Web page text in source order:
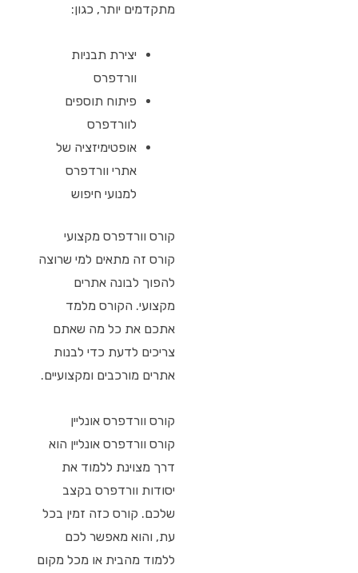
מתקדמים יותר, כגון:
יצירת תבניות
וורדפרס
פיתוח תוספים
לוורדפרס
אופטימיזציה של
אתרי וורדפרס
למנועי חיפוש
קורס וורדפרס מקצועי
קורס זה מתאים למי שרוצה
להפוך לבונה אתרים
מקצועי. הקורס מלמד
אתכם את כל מה שאתם
צריכים לדעת כדי לבנות
אתרים מורכבים ומקצועיים.
קורס וורדפרס אונליין
קורס וורדפרס אונליין הוא
דרך מצוינת ללמוד את
יסודות וורדפרס בקצב
שלכם. קורס כזה זמין בכל
עת, והוא מאפשר לכם
ללמוד מהבית או מכל מקום